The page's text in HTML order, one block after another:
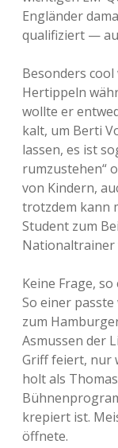
Engländer
qualifiziert —
Besonders
Hertippeln
wollte er
kalt, um Berti
lassen, es ist
rumzustehen“
von Kindern,
trotzdem kann
Student zum
Nationaltrainer
Keine Frage,
So einer passte
zum
Asmussen der
Griff feiert, nur
holt als
krepiert ist.
öffnete.